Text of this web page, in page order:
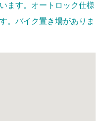
ます。オートロック仕様
。バイク置き場がありま